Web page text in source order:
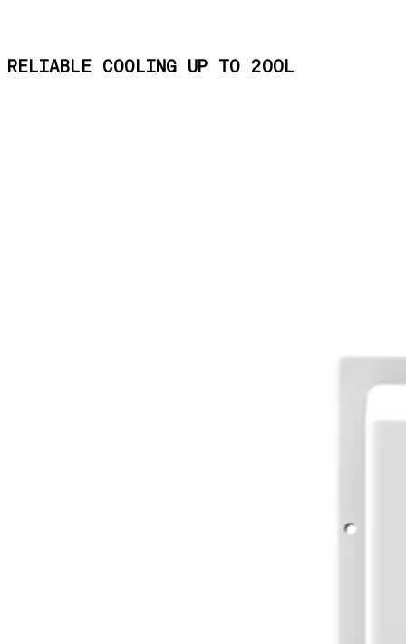
RELIABLE COOLING UP TO 200L